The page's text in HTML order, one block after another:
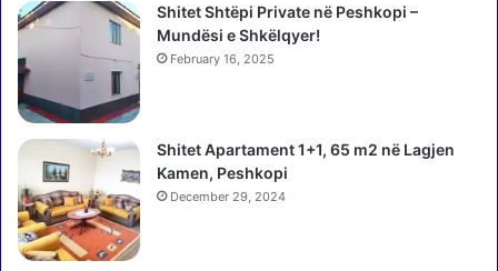
d
i
t
,
k
s
t
e
t
n
t
a
s
q
p
t
a
Shitet Shtëpi Private në Peshkopi –
Mundësi e Shkëlqyer!
February 16, 2025
Shitet Apartament 1+1, 65 m2 në Lagjen
Kamen, Peshkopi
December 29, 2024